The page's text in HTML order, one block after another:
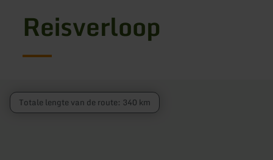
Reisverloop
Totale lengte van de route: 340 km